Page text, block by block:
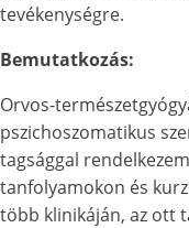
tevékenységre.
Bemutatkozás:
Orvos-
pszichoszomatikus
tagsággal
tanfolyamokon és
több klinikáján, az ott